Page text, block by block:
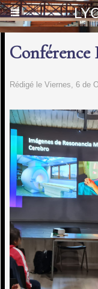
Rédigé le Viernes, 6 de